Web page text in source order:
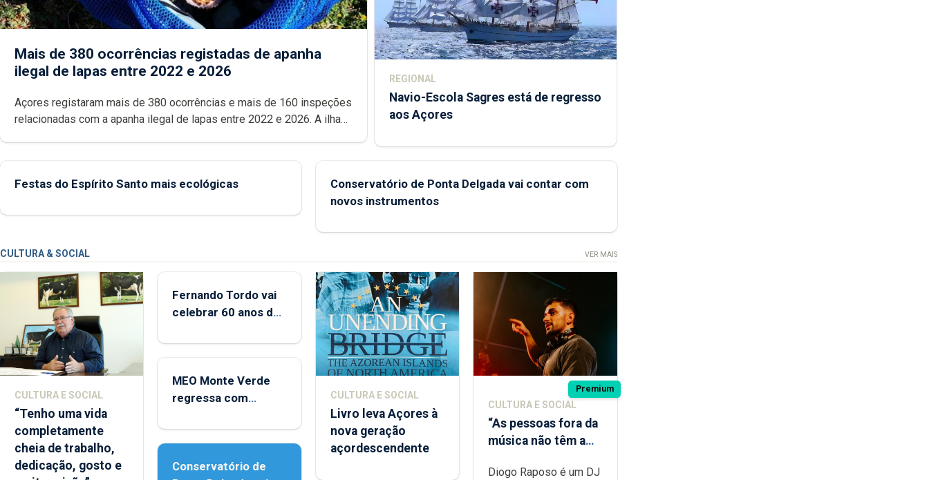
Mais de 380 ocorrências registadas de apanha
ilegal de lapas entre 2022 e 2026
Açores registaram mais de 380 ocorrências e mais de 160 inspeções
relacionadas com a apanha ilegal de lapas entre 2022 e 2026. A ilha
REGIONAL
Navio-Escola Sagres está de regresso
aos Açores
Festas do Espírito Santo mais ecológicas
Conservatório de Ponta Delgada vai contar com
novos instrumentos
CULTURA & SOCIAL VER MAIS
CULTURA E SOCIAL
“Tenho uma vida
completamente
cheia de trabalho,
dedicação, gosto e
Fernando Tordo vai
celebrar 60 anos de
Micaelense
MEO Monte Verde
regressa com
acessibilidade
Conservatório de
CULTURA E SOCIAL
Livro leva Açores à
nova geração
açordescendente
Premium
CULTURA E SOCIAL
“As pessoas fora da
música não têm a
difícil é produzir
Diogo Raposo é um DJ